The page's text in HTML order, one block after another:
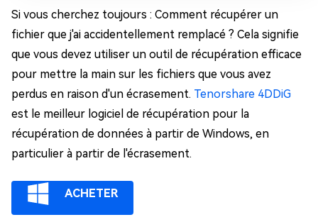
Si vous cherchez toujours : Comment récupérer un
fichier que j'ai accidentellement remplacé ? Cela signifie
que vous devez utiliser un outil de récupération efficace
pour mettre la main sur les fichiers que vous avez
perdus en raison d'un écrasement. Tenorshare 4DDiG
est le meilleur logiciel de récupération pour la
récupération de données à partir de Windows, en
particulier à partir de l'écrasement.
ACHETER